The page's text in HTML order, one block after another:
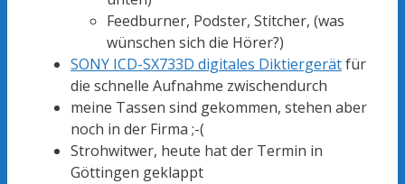
Feedburner, Podster, Stitcher, (was
wünschen sich die Hörer?)
SONY ICD-SX733D digitales Diktiergerätfür
die schnelle Aufnahme zwischendurch
meine Tassen sind gekommen, stehen aber
noch in der Firma ;-(
Strohwitwer, heute hat der Termin in
Göttingen geklappt